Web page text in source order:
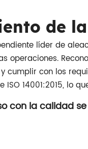
de
líder de
operaciones.
cumplir con los
ISO 14001:2015, lo
con la calidad